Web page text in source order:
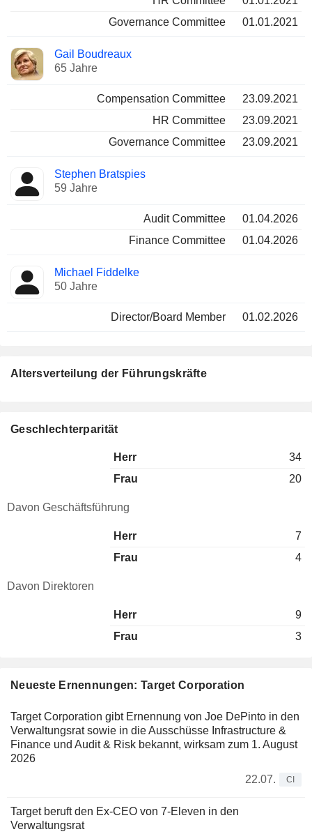
Governance Committee
01.01.2021
Gail Boudreaux
65 Jahre
Compensation Committee
23.09.2021
HR Committee
23.09.2021
Governance Committee
23.09.2021
Stephen Bratspies
59 Jahre
Audit Committee
01.04.2026
Finance Committee
01.04.2026
Michael Fiddelke
50 Jahre
Director/Board Member 01.02.2026
Neueste Ernennungen: Target Corporation
Target Corporation gibt Ernennung von Joe DePinto in den
Verwaltungsrat sowie in die Ausschüsse Infrastructure &
Finance und Audit & Risk bekannt, wirksam zum 1. August
2026
22.07.
CI
Target beruft den Ex-CEO von 7-Eleven in den
Verwaltungsrat
Altersverteilung der Führungskräfte
Geschlechterparität
Herr
34
Frau
20
Davon Geschäftsführung
Herr
7
Frau
4
Davon Direktoren
Herr
9
Frau
3